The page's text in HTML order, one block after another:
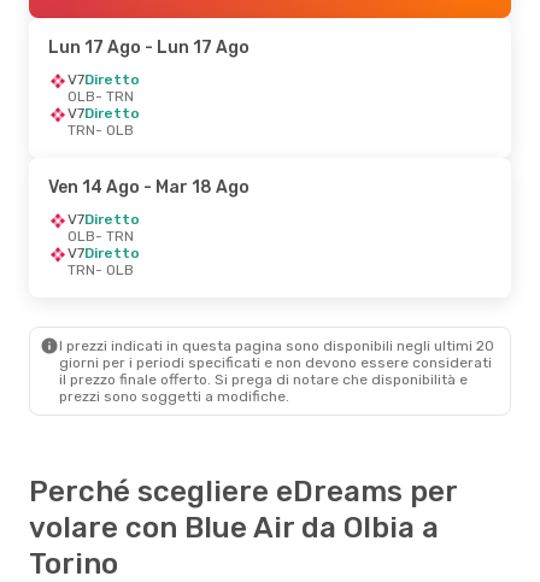
Lun 17 Ago - Lun 17 Ago
V7Diretto
OLB- TRN
V7Diretto
TRN- OLB
Ven 14 Ago - Mar 18 Ago
V7Diretto
OLB- TRN
V7Diretto
TRN- OLB
I prezzi indicati in questa pagina sono disponibili negli ultimi 20
giorni per i periodi specificati e non devono essere considerati
il ​​prezzo finale offerto. Si prega di notare che disponibilità e
prezzi sono soggetti a modifiche.
Perché scegliere eDreams per
volare con Blue Air da Olbia a
Torino